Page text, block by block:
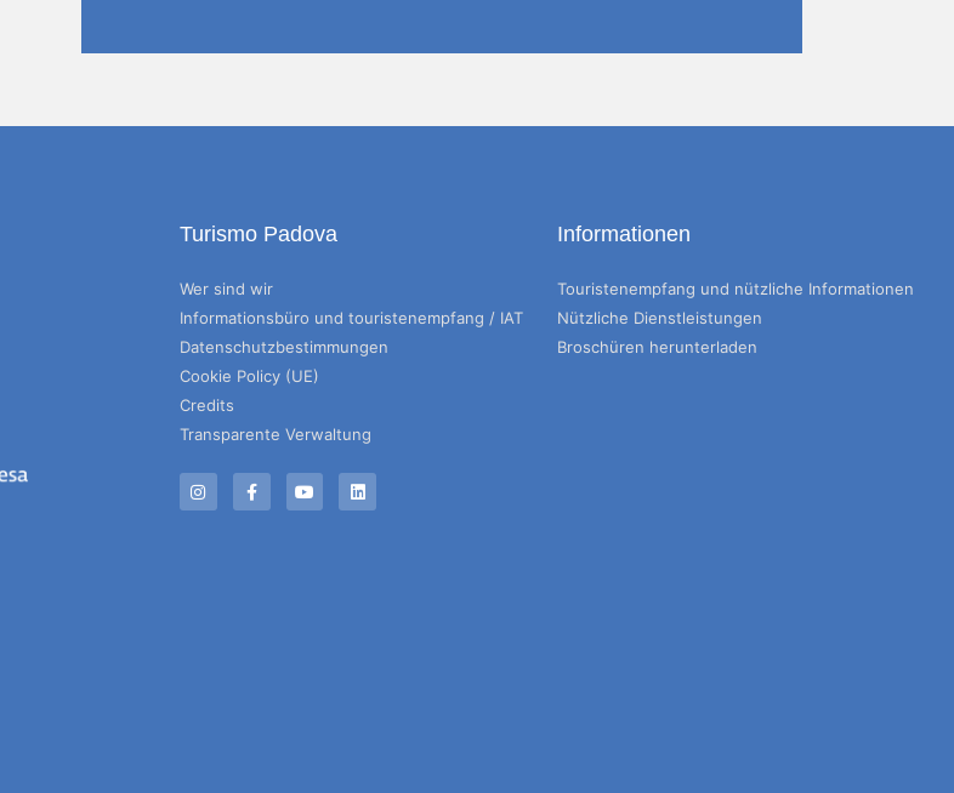
Turismo Padova
Wer sind wir
Informationsbüro und touristenempfang / IAT
Datenschutzbestimmungen
Cookie Policy (UE)
Credits
Transparente Verwaltung
Informationen
Touristenempfang und nützliche Informationen
Nützliche Dienstleistungen
Broschüren herunterladen